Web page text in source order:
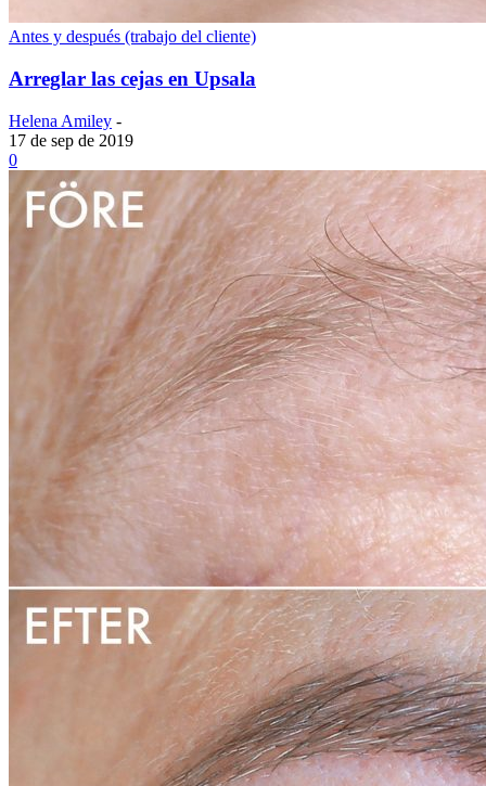
Antes y después (trabajo del cliente)
Arreglar las cejas en Upsala
Helena Amiley -
17 de sep de 2019
0